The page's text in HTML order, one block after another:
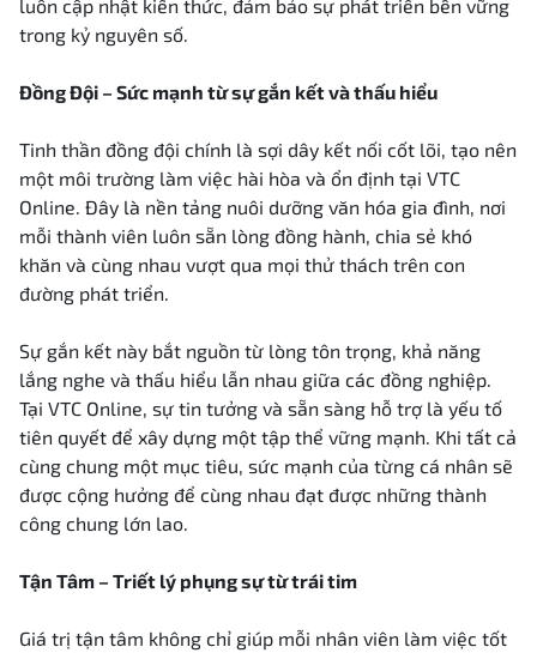
luôn cập nhật kiến thức, đảm bảo sự phát triển bền vững
trong kỷ nguyên số.
Đồng Đội – Sức mạnh từ sự gắn kết và thấu hiểu
Tinh thần đồng đội chính là sợi dây kết nối cốt lõi, tạo nên
một môi trường làm việc hài hòa và ổn định tại VTC
Online. Đây là nền tảng nuôi dưỡng văn hóa gia đình, nơi
mỗi thành viên luôn sẵn lòng đồng hành, chia sẻ khó
khăn và cùng nhau vượt qua mọi thử thách trên con
đường phát triển.
Sự gắn kết này bắt nguồn từ lòng tôn trọng, khả năng
lắng nghe và thấu hiểu lẫn nhau giữa các đồng nghiệp.
Tại VTC Online, sự tin tưởng và sẵn sàng hỗ trợ là yếu tố
tiên quyết để xây dựng một tập thể vững mạnh. Khi tất cả
cùng chung một mục tiêu, sức mạnh của từng cá nhân sẽ
được cộng hưởng để cùng nhau đạt được những thành
công chung lớn lao.
Tận Tâm – Triết lý phụng sự từ trái tim
Giá trị tận tâm không chỉ giúp mỗi nhân viên làm việc tốt